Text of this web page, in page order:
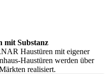
mit Substanz
Haustüren mit eigener
Haustüren werden über
realisiert.